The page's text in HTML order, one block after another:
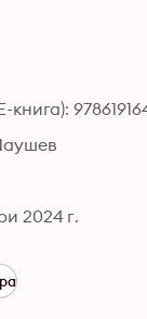
2024 г.